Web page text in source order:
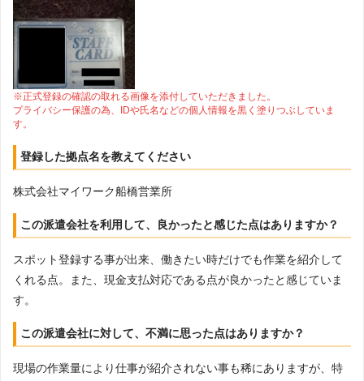
※正式登録の確認の取れる画像を添付していただきました。
プライバシー保護の為、IDや氏名などの個人情報を黒く塗りつぶしていま
す。
登録した拠点名を教えてください
株式会社マイワーク船橋営業所
この派遣会社を利用して、良かったと感じた点はありますか？
スポット登録する事が出来、働きたい時だけでも作業を紹介して
くれる点。また、現金支払対応である点が良かったと感じていま
す。
この派遣会社に対して、不満に思った点はありますか？
現場の作業量により仕事が紹介されない事も稀にありますが、特